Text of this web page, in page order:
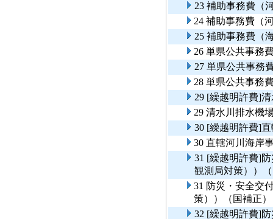
23 補助事務費（
24 補助事務費（
25 補助事務費（
26 単県公共事務
27 単県公共事務
28 単県公共事務
29 [繰越明許費]
29 清水川排水機
30 [繰越明許費]
30 直轄河川海岸
31 [繰越明許費]
観測局対策））
31 防災・安全交
策））（国補正）
32 [繰越明許費]